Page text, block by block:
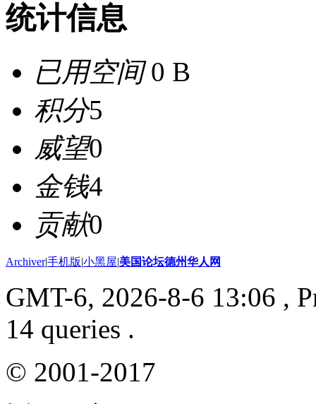
统计信息
已用空间0 B
积分5
威望0
金钱4
贡献0
Archiver|手机版|小黑屋|美国论坛德州华人网
GMT-6, 2026-8-6 13:06 ,
14 queries .
© 2001-2017